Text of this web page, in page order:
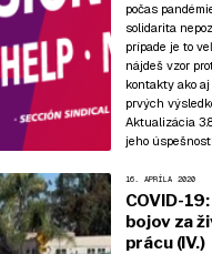
počas
solidarita
prípade je to
nájdeš vzor
kontakty ako
prvých
Aktualizácia
jeho úspešnosti
16. APRÍLA 2020
COVID-
bojov za
prácu (IV.)